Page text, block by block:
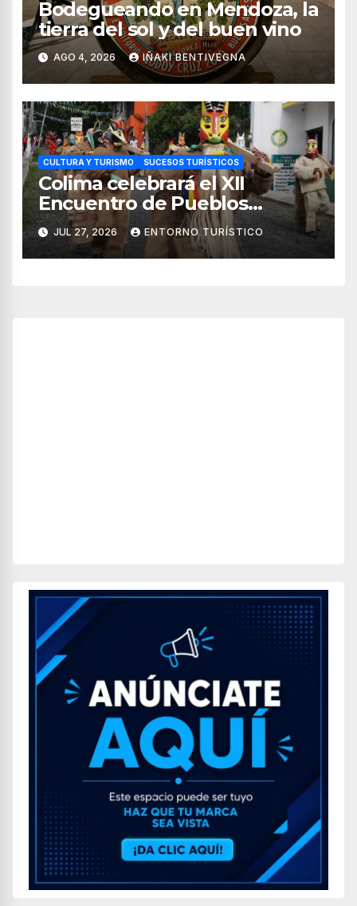
Bodegueando en Mendoza, la
tierra del sol y del buen vino
AGO 4, 2026 IÑAKI BENTIVEGNA
CULTURA Y TURISMO SUCESOS TURÍSTICOS
Colima celebrará el XII
Encuentro de Pueblos
Originarios Tonelhuayo 2026
JUL 27, 2026 ENTORNO TURÍSTICO